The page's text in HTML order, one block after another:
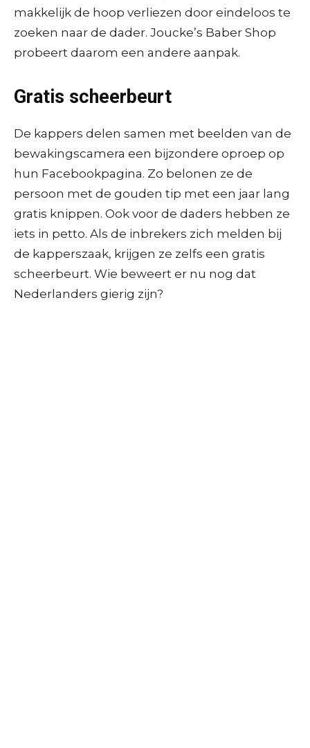
makkelijk de hoop verliezen door eindeloos te
zoeken naar de dader. Joucke’s Baber Shop
probeert daarom een andere aanpak.
Gratis scheerbeurt
De kappers delen samen met beelden van de
bewakingscamera een bijzondere oproep op
hun Facebookpagina. Zo belonen ze de
persoon met de gouden tip met een jaar lang
gratis knippen. Ook voor de daders hebben ze
iets in petto. Als de inbrekers zich melden bij
de kapperszaak, krijgen ze zelfs een gratis
scheerbeurt. Wie beweert er nu nog dat
Nederlanders gierig zijn?